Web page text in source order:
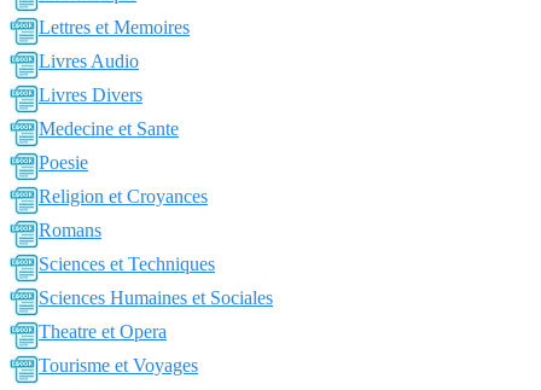
Lettres et Memoires
Livres Audio
Livres Divers
Medecine et Sante
Poesie
Religion et Croyances
Romans
Sciences et Techniques
Sciences Humaines et Sociales
Theatre et Opera
Tourisme et Voyages